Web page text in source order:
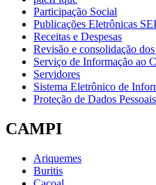
Participação Social
Publicações Eletrônicas SEI
Receitas e Despesas
Revisão e consolidação
Serviço de Informação ao
Servidores
Sistema Eletrônico de
Proteção de Dados Pessoais
CAMPI
Ariquemes
Buritis